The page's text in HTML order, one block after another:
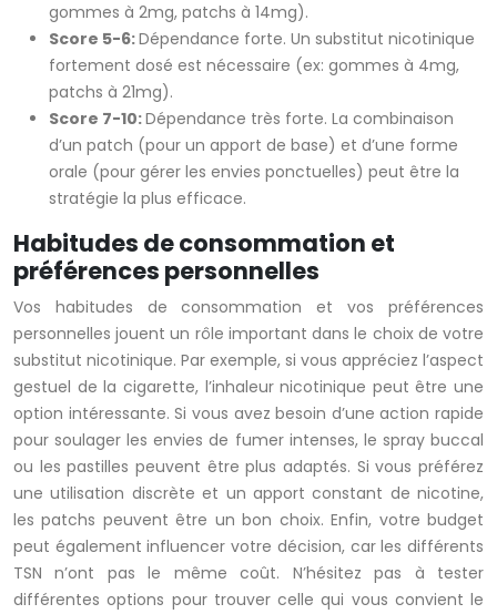
gommes à 2mg, patchs à 14mg).
Score 5-6:Dépendance forte. Un substitut nicotinique
fortement dosé est nécessaire (ex: gommes à 4mg,
patchs à 21mg).
Score 7-10:Dépendance très forte. La combinaison
d’un patch (pour un apport de base) et d’une forme
orale (pour gérer les envies ponctuelles) peut être la
stratégie la plus efficace.
Habitudes de consommation et
préférences personnelles
Vos habitudes de consommation et vos préférences
personnelles jouent un rôle important dans le choix de votre
substitut nicotinique. Par exemple, si vous appréciez l’aspect
gestuel de la cigarette, l’inhaleur nicotinique peut être une
option intéressante. Si vous avez besoin d’une action rapide
pour soulager les envies de fumer intenses, le spray buccal
ou les pastilles peuvent être plus adaptés. Si vous préférez
une utilisation discrète et un apport constant de nicotine,
les patchs peuvent être un bon choix. Enfin, votre budget
peut également influencer votre décision, car les différents
TSN n’ont pas le même coût. N’hésitez pas à tester
différentes options pour trouver celle qui vous convient le